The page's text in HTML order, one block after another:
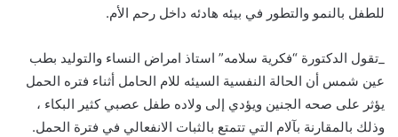
للطفل بالنمو والتطور في بيئه هادئه داخل رحم الأم.
_تقول الدكتورة “فكرية سلامه” استاذ امراض النساء والتوليد بطب
عين شمس أن الحالة النفسية السيئه للام الحامل أثناء فتره الحمل
يؤثر على صحه الجنين ويؤدي إلى ولاده طفل عصبي كثير البكاء ،
وذلك بالمقارنة بآلام التي تتمتع بالثبات الانفعالي في فترة الحمل.